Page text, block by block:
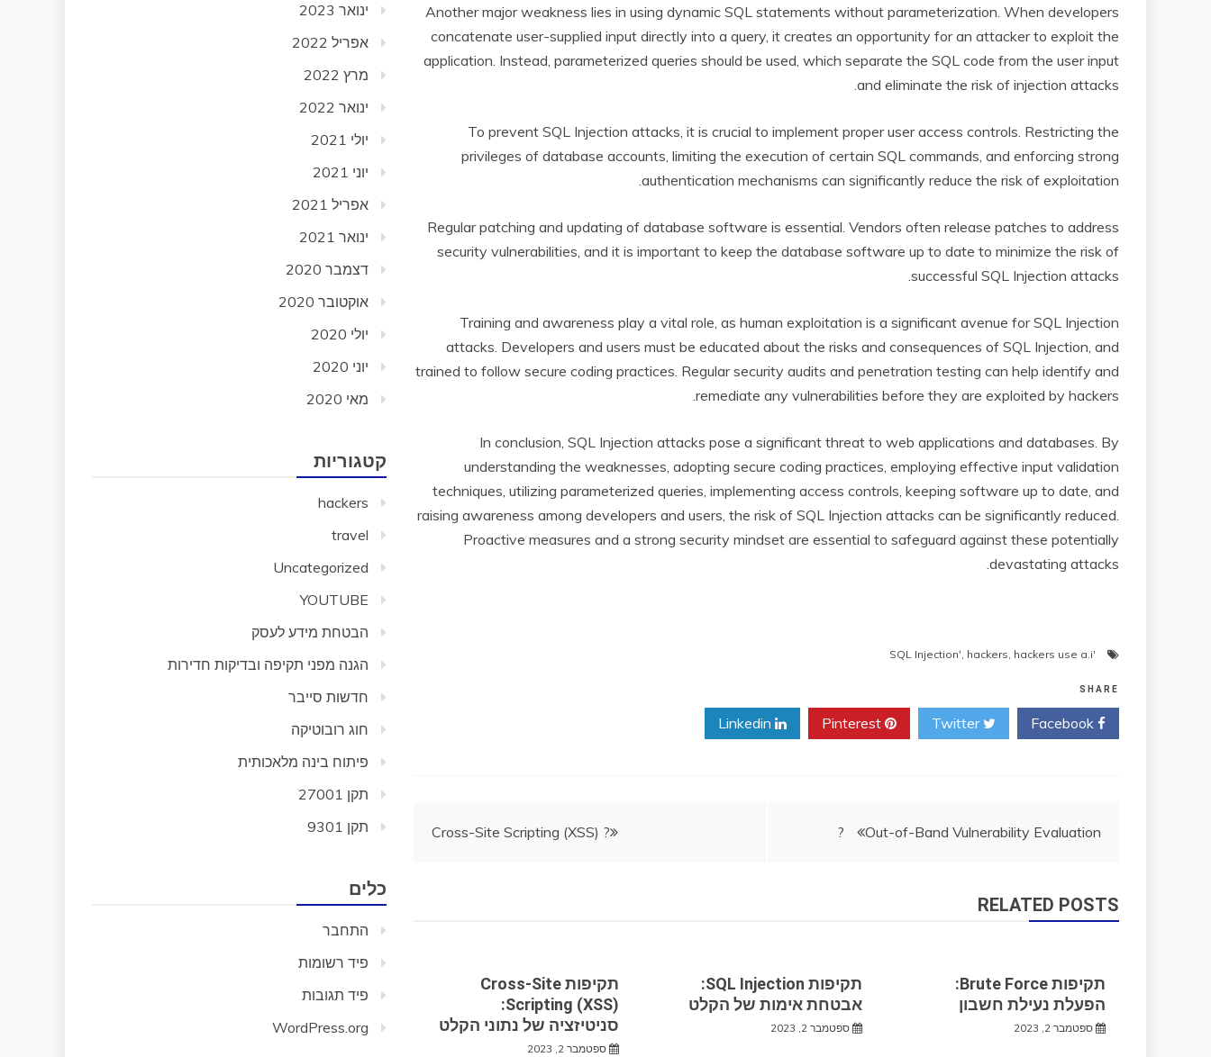
Another major weakness lies in using dynamic SQL statements without parameterization. When developers
concatenate user-supplied input directly into a query, it creates an opportunity for an attacker to exploit the
application. Instead, parameterized queries should be used, which separate the SQL code from the user input
and eliminate the risk of injection attacks.
To prevent SQL Injection attacks, it is crucial to implement proper user access controls. Restricting the
privileges of database accounts, limiting the execution of certain SQL commands, and enforcing strong
authentication mechanisms can significantly reduce the risk of exploitation.
Regular patching and updating of database software is essential. Vendors often release patches to address
security vulnerabilities, and it is important to keep the database software up to date to minimize the risk of
successful SQL Injection attacks.
Training and awareness play a vital role, as human exploitation is a significant avenue for SQL Injection
attacks. Developers and users must be educated about the risks and consequences of SQL Injection, and
trained to follow secure coding practices. Regular security audits and penetration testing can help identify and
remediate any vulnerabilities before they are exploited by hackers.
In conclusion, SQL Injection attacks pose a significant threat to web applications and databases. By
understanding the weaknesses, adopting secure coding practices, employing effective input validation
techniques, utilizing parameterized queries, implementing access controls, keeping software up to date, and
raising awareness among developers and users, the risk of SQL Injection attacks can be significantly reduced.
Proactive measures and a strong security mindset are essential to safeguard against these potentially
devastating attacks.
'SQL Injection'
, hackers, hackers use a.i
SHARE
Twitter
ניווט
Out-of-Band Vulnerability Evaluation ?
Cross-Site Scripting (XSS) ?
RELATED POSTS
תקיפות Brute Force:
הפעלת נעילת חשבון
ספטמבר 2, 2023
תקיפות SQL Injection:
אבטחת אימות של הקלט
ספטמבר 2, 2023
תקיפות Cross-Site
Scripting (XSS):
סניטיזציה של נתוני הקלט
ספטמבר 2, 2023
ינואר 2023
אפריל 2022
מרץ 2022
ינואר 2022
יולי 2021
יוני 2021
אפריל 2021
ינואר 2021
דצמבר 2020
אוקטובר 2020
יולי 2020
יוני 2020
מאי 2020
קטגוריות
hackers
travel
Uncategorized
YOUTUBE
הבטחת מידע לעסק
הגנה מפני תקיפה ובדיקות חדירות
חדשות סייבר
חוג רובוטיקה
פיתוח בינה מלאכותית
תקן 27001
תקן 9301
כלים
התחבר
פיד רשומות
פיד תגובות
WordPress.org